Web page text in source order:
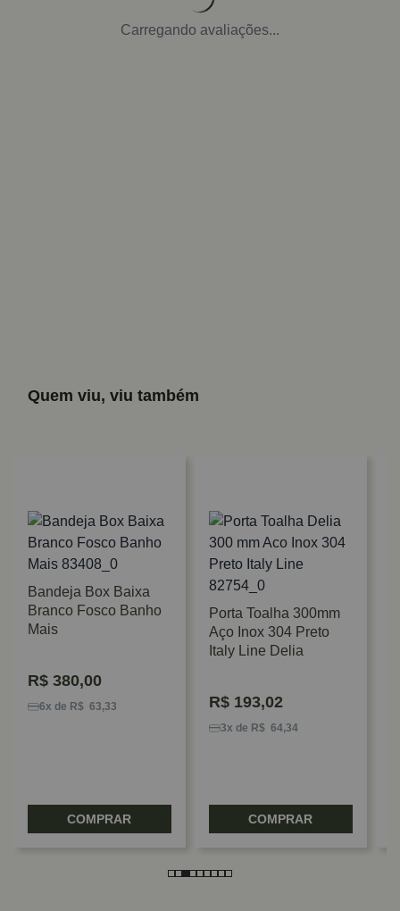
Carregando avaliações...
Quem viu, viu também
Bandeja Box Baixa
Branco Fosco Banho
Mais
R$ 380,00
6x de R$ 63,33
COMPRAR
Porta Toalha 300mm
Aço Inox 304 Preto
Italy Line Delia
R$ 193,02
3x de R$ 64,34
COMPRAR